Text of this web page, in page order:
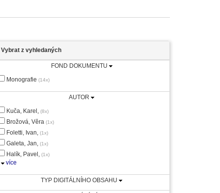
Vybrat z vyhledaných
FOND DOKUMENTU
Monografie (14x)
AUTOR
Kuča, Karel, (8x)
Brožová, Věra (1x)
Foletti, Ivan, (1x)
Galeta, Jan, (1x)
Halík, Pavel, (1x)
více
TYP DIGITÁLNÍHO OBSAHU